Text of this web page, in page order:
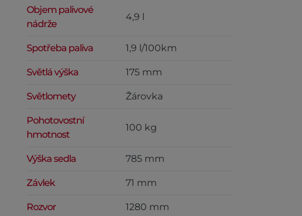
Objem palivové
nádrže
4,9 l
Spotřeba paliva 1,9 l/100km
Světlá výška 175 mm
Světlomety Žárovka
Pohotovostní
hmotnost
100 kg
Výška sedla 785 mm
Závlek 71 mm
Rozvor 1280 mm